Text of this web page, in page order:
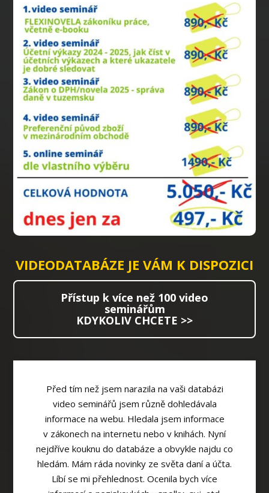
VIDEODATABÁZE JE VÁM K DISPOZICI
Přístup k více než 100 video
seminářům
KDYKOLIV CHCETE >>
Před tím než jsem narazila na vaši databázi
video seminářů jsem různě dohledávala
informace na webu. Hledala jsem informace
v zákonech na internetu nebo v knihách. Nyní
nejdříve kouknu do databáze a obvykle najdu co
hledám. Mám ráda novinky ze světa daní a účta.
Líbí se mi přehlednost. Ocenila bych více